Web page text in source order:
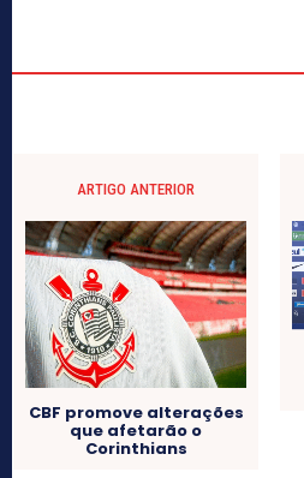
ARTIGO ANTERIOR
CBF promove alterações
que afetarão o
Corinthians